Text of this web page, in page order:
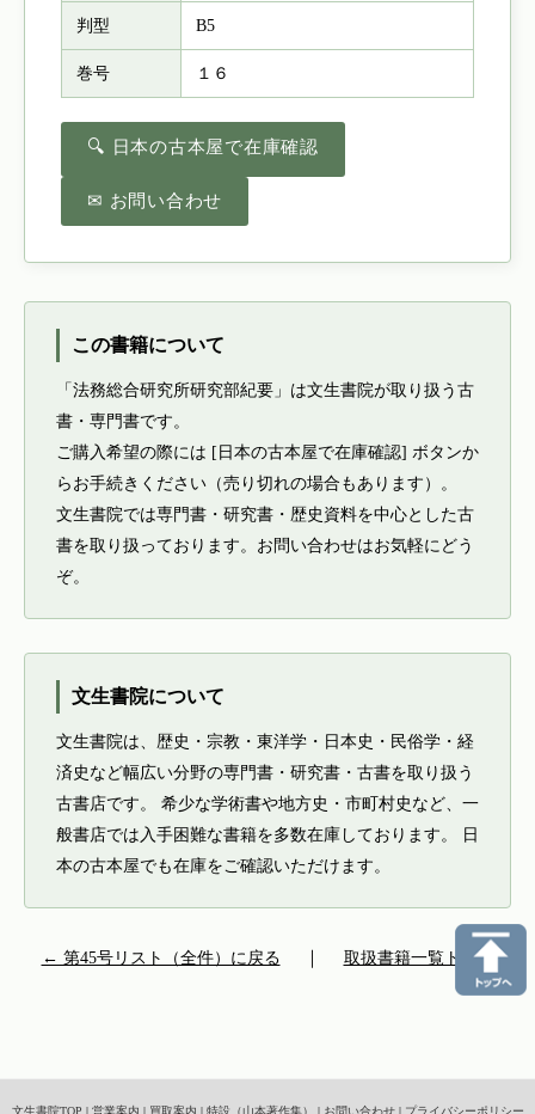
判型 B5
巻号 １６
🔍 日本の古本屋で在庫確認
✉ お問い合わせ
この書籍について
「法務総合研究所研究部紀要」は文生書院が取り扱う古
書・専門書です。
ご購入希望の際には [日本の古本屋で在庫確認] ボタンか
らお手続きください（売り切れの場合もあります）。
文生書院では専門書・研究書・歴史資料を中心とした古
書を取り扱っております。お問い合わせはお気軽にどう
ぞ。
文生書院について
文生書院は、歴史・宗教・東洋学・日本史・民俗学・経
済史など幅広い分野の専門書・研究書・古書を取り扱う
古書店です。 希少な学術書や地方史・市町村史など、一
般書店では入手困難な書籍を多数在庫しております。 日
本の古本屋でも在庫をご確認いただけます。
← 第45号リスト（全件）に戻る 取扱書籍一覧トップ
文生書院TOP | 営業案内 | 買取案内 | 特設（山本著作集） | お問い合わせ| プライバシーポリシー